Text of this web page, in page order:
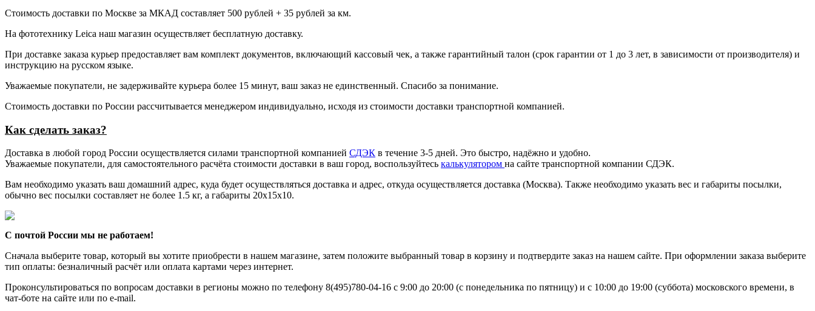
Стоимость доставки по Москве за МКАД составляет 500 рублей + 35 рублей за км.
На фототехнику Leica наш магазин осуществляет бесплатную доставку.
При доставке заказа курьер предоставляет вам комплект документов, включающий кассовый чек, а также гарантийный талон (срок гарантии от 1 до 3 лет, в зависимости от производителя) и
инструкцию на русском языке.
Уважаемые покупатели, не задерживайте курьера более 15 минут, ваш заказ не единственный. Спасибо за понимание.
Стоимость доставки по России рассчитывается менеджером индивидуально, исходя из стоимости доставки транспортной компанией.
Как сделать заказ?
Доставка в любой город России осуществляется силами транспортной компанией СДЭК в течение 3-5 дней. Это быстро, надёжно и удобно.
Уважаемые покупатели, для самостоятельного расчёта стоимости доставки в ваш город, воспользуйтесь калькулятором на сайте транспортной компании СДЭК.
Вам необходимо указать ваш домашний адрес, куда будет осуществляться доставка и адрес, откуда осуществляется доставка (Москва). Также необходимо указать вес и габариты посылки,
обычно вес посылки составляет не более 1.5 кг, а габариты 20x15x10.
С почтой России мы не работаем!
Сначала выберите товар, который вы хотите приобрести в нашем магазине, затем положите выбранный товар в корзину и подтвердите заказ на нашем сайте. При оформлении заказа выберите
тип оплаты: безналичный расчёт или оплата картами через интернет.
Проконсультироваться по вопросам доставки в регионы можно по телефону 8(495)780-04-16 с 9:00 до 20:00 (с понедельника по пятницу) и с 10:00 до 19:00 (суббота) московского времени, в
чат-боте на сайте или по e-mail.